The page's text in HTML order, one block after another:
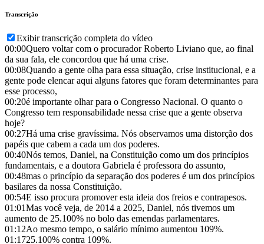
Transcrição
Exibir transcrição completa do vídeo
00:00Quero voltar com o procurador Roberto Liviano que, ao final
da sua fala, ele concordou que há uma crise.
00:08Quando a gente olha para essa situação, crise institucional, e a
gente pode elencar aqui alguns fatores que foram determinantes para
esse processo,
00:20é importante olhar para o Congresso Nacional. O quanto o
Congresso tem responsabilidade nessa crise que a gente observa
hoje?
00:27Há uma crise gravíssima. Nós observamos uma distorção dos
papéis que cabem a cada um dos poderes.
00:40Nós temos, Daniel, na Constituição como um dos princípios
fundamentais, e a doutora Gabriela é professora do assunto,
00:48mas o princípio da separação dos poderes é um dos princípios
basilares da nossa Constituição.
00:54E isso procura promover esta ideia dos freios e contrapesos.
01:01Mas você veja, de 2014 a 2025, Daniel, nós tivemos um
aumento de 25.100% no bolo das emendas parlamentares.
01:12Ao mesmo tempo, o salário mínimo aumentou 109%.
01:1725.100% contra 109%.